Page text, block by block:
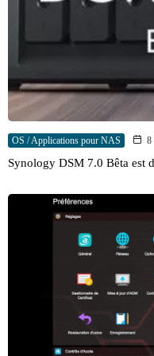
OS / Applications pour NAS 8
Synology DSM 7.0 Bêta est